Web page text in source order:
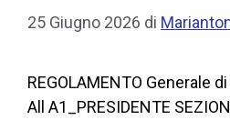
25 Giugno 2026 di
REGOLAMENTO Generale
All A1_PRESIDENTE